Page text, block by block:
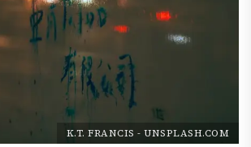
K.T. FRANCIS - UNSPLASH.COM